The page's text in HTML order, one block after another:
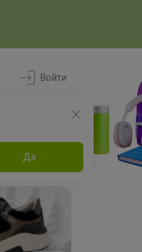
Да
Войти
Эксперты